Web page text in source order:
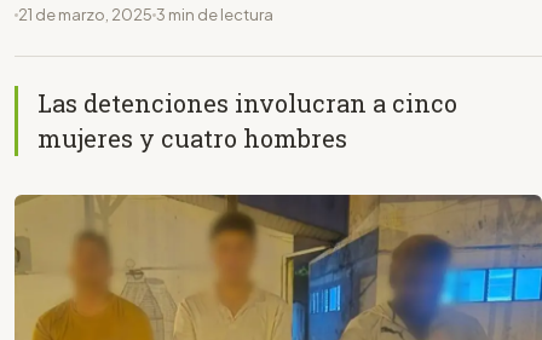
21 de marzo, 2025 3 min de lectura
Las detenciones involucran a cinco
mujeres y cuatro hombres